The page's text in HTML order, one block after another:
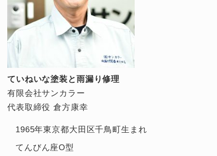
ていねいな塗装と雨漏り修理
有限会社サンカラー
代表取締役 倉方康幸
1965年東京都大田区千鳥町生まれ
てんびん座O型